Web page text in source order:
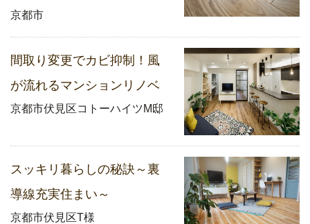
京都市
間取り変更でカビ抑制！風
が流れるマンションリノベ
京都市伏見区コトーハイツM邸
スッキリ暮らしの秘訣～裏
導線充実住まい～
京都市伏見区T様